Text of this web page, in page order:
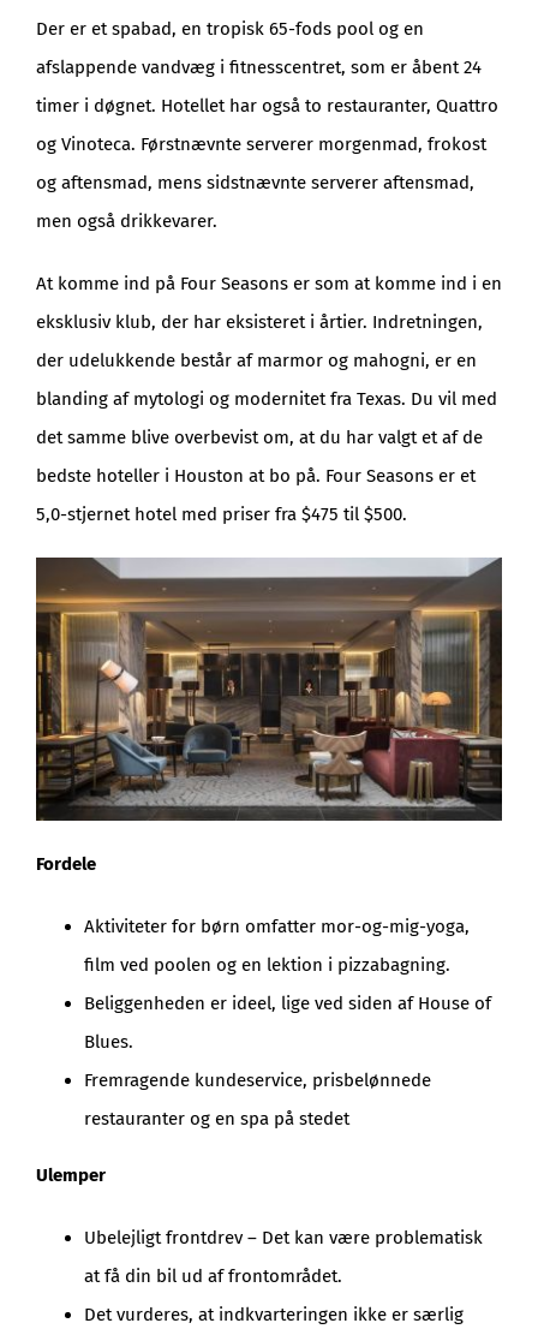
Der er et spabad, en tropisk 65-fods pool og en
afslappende vandvæg i fitnesscentret, som er åbent 24
timer i døgnet. Hotellet har også to restauranter, Quattro
og Vinoteca. Førstnævnte serverer morgenmad, frokost
og aftensmad, mens sidstnævnte serverer aftensmad,
men også drikkevarer.
At komme ind på Four Seasons er som at komme ind i en
eksklusiv klub, der har eksisteret i årtier. Indretningen,
der udelukkende består af marmor og mahogni, er en
blanding af mytologi og modernitet fra Texas. Du vil med
det samme blive overbevist om, at du har valgt et af de
bedste hoteller i Houston at bo på. Four Seasons er et
5,0-stjernet hotel med priser fra $475 til $500.
Fordele
Aktiviteter for børn omfatter mor-og-mig-yoga,
film ved poolen og en lektion i pizzabagning.
Beliggenheden er ideel, lige ved siden af House of
Blues.
Fremragende kundeservice, prisbelønnede
restauranter og en spa på stedet
Ulemper
Ubelejligt frontdrev – Det kan være problematisk
at få din bil ud af frontområdet.
Det vurderes, at indkvarteringen ikke er særlig